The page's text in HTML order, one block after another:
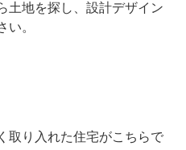
土地を探し、設計デザイン
い。
取り入れた住宅がこちらで